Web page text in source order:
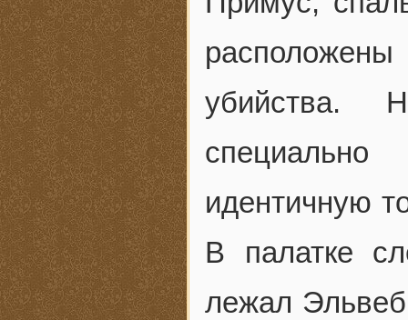
убийства.
идентичную
В палатке
лежал